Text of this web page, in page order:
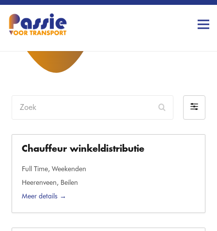
Filter
op
Chauffeur winkeldistributie
Full Time Weekenden
Heerenveen
Beilen
Meer details